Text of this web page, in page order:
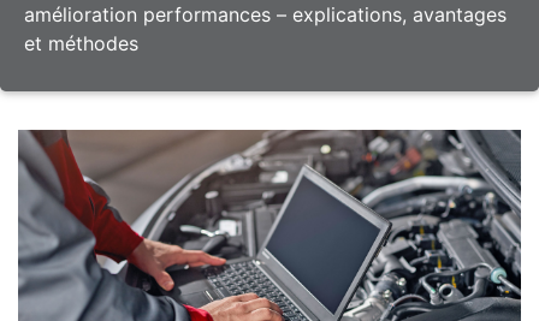
amélioration performances – explications, avantages
et méthodes